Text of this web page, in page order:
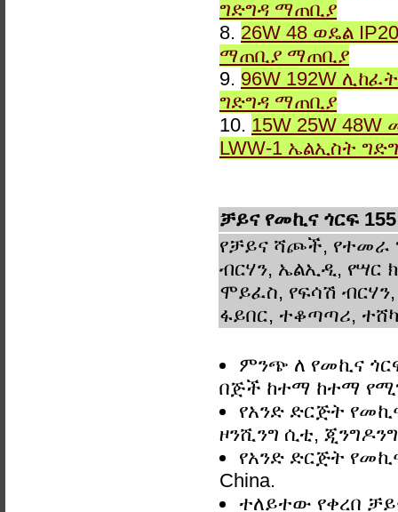
ግድግዳ ማጠቢያ
8. 26W 48 ወዴል
ማጠቢያ ማጠቢያ
9. 96W 192W
ግድግዳ ማጠቢያ
10. 15W 25W
LWW-1 ኤልኢስት
ቻይና የመኪና ጎርፍ
የቻይና ሻጮች, የተመራ
ብርሃን, ኤልኢዲ, የሣር
ሞይፈስ, የፍሳሽ
ፋይበር, ተቆጣጣሪ,
ምንጭ ለ የመኪና
በጅች ከተማ ከተማ
የአንድ ድርጅት
ዞንሺንግ ሲቲ,
የአንድ ድርጅት
China.
ተለይተው የቀረበ